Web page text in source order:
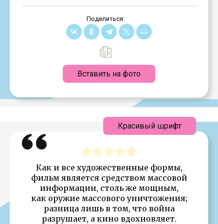
Поделиться:
Вставить на фото
Как и все художественные формы,
фильм является средством массовой
информации, столь же мощным,
как оружие массового уничтожения;
разница лишь в том, что война
разрушает, а кино вдохновляет.
Красивый шрифт